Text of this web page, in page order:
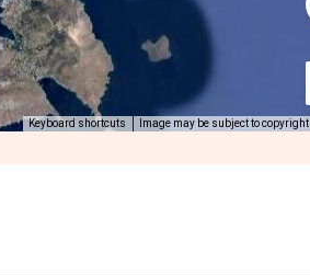
Keyboard shortcuts Image may be subject to copyright